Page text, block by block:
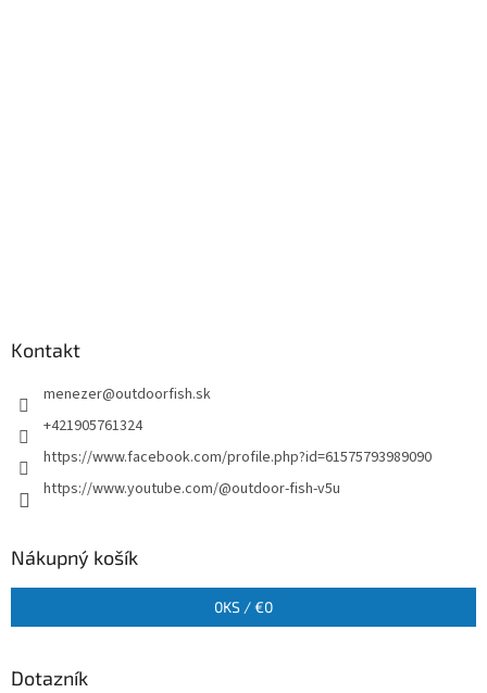
Kontakt
menezer@outdoorfish.sk
+421905761324
https://www.facebook.com/profile.php?id=61575793989090
https://www.youtube.com/@outdoor-fish-v5u
Nákupný košík
0KS /€0
Dotazník